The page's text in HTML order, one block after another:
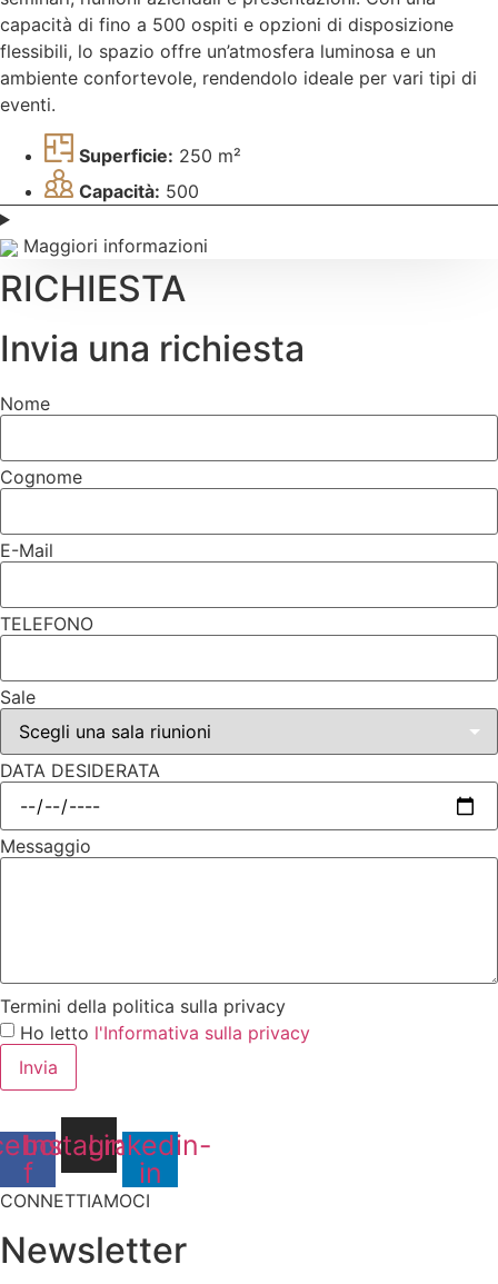
capacità di fino a 500 ospiti e opzioni di disposizione
flessibili, lo spazio offre un’atmosfera luminosa e un
ambiente confortevole, rendendolo ideale per vari tipi di
eventi.
Superficie: 250 m²
Capacità: 500
Maggiori informazioni
RICHIESTA
Invia una richiesta
Nome
Cognome
E-Mail
TELEFONO
Sale
DATA DESIDERATA
Messaggio
Termini della politica sulla privacy
Ho letto l'Informativa sulla privacy
Invia
f
Instagram
Linkedin-
in
CONNETTIAMOCI
Newsletter